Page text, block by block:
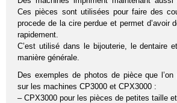
Ces pièces sont utilisées pour faire des
procede de la cire perdue et permet d’avoir
rapidement.
C’est utilisé dans le bijouterie, le dentaire
manière générale.
Des exemples de photos de pièce que
sur les machines CP3000 et CPX3000 :
– CPX3000 pour les pièces de petites taille